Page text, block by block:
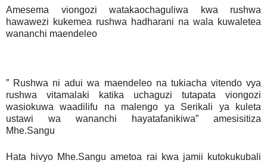
Amesema viongozi watakaochaguliwa kwa rushwa
hawawezi kukemea rushwa hadharani na wala kuwaletea
wananchi maendeleo
” Rushwa ni adui wa maendeleo na tukiacha vitendo vya
rushwa vitamalaki katika uchaguzi tutapata viongozi
wasiokuwa waadilifu na malengo ya Serikali ya kuleta
ustawi wa wananchi hayatafanikiwa” amesisitiza
Mhe.Sangu
Hata hivyo Mhe.Sangu ametoa rai kwa jamii kutokukubali